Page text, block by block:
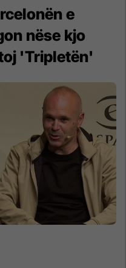
e
nëse kjo
'Tripletën'